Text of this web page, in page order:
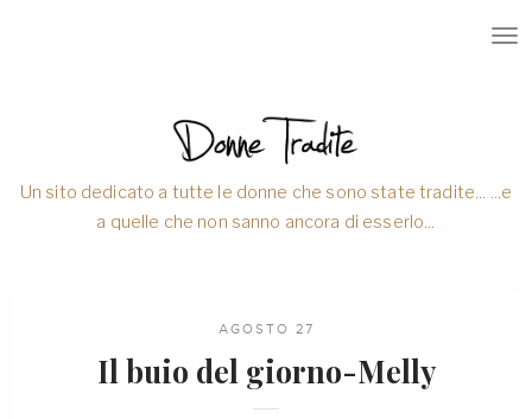
T
V
Un sito dedicato a tutte le donne che sono state tradite... ...e
a quelle che non sanno ancora di esserlo...
AGOSTO 27
Il buio del giorno-Melly